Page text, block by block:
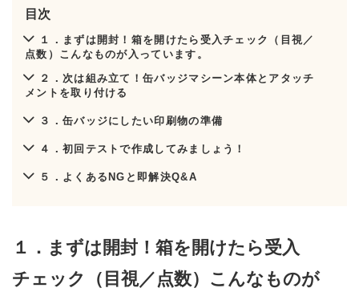
目次
１．まずは開封！箱を開けたら受入チェック（目視／
点数）こんなものが入っています。
２．次は組み立て！缶バッジマシーン本体とアタッチ
メントを取り付ける
３．缶バッジにしたい印刷物の準備
４．初回テストで作成してみましょう！
５．よくあるNGと即解決Q&A
１．まずは開封！箱を開けたら受入
チェック（目視／点数）こんなものが